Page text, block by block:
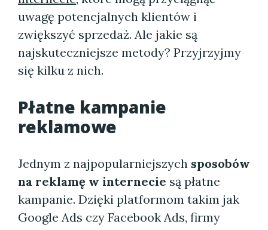
uwagę potencjalnych klientów i
zwiększyć sprzedaż. Ale jakie są
najskuteczniejsze metody? Przyjrzyjmy
się kilku z nich.
Płatne kampanie
reklamowe
Jednym z najpopularniejszych sposobów
na reklamę w internecie są płatne
kampanie. Dzięki platformom takim jak
Google Ads czy Facebook Ads, firmy